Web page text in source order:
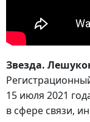
Звезда.
15 июля 2021
в сфере связи,